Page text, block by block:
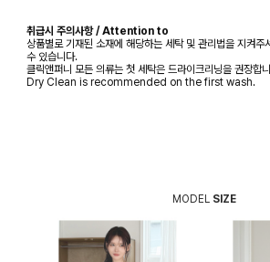
취급시 주의사항 / Attention to
상품별로 기재된 소재에 해당하는 세탁 및 관리법을 지켜주
수 있습니다.
클릭앤퍼니 모든 의류는 첫 세탁은 드라이크리닝을 권장합
Dry Clean is recommended on the first wash.
MODEL SIZE